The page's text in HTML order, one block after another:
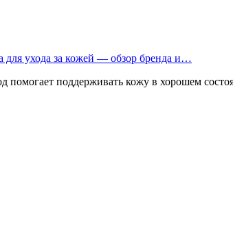
для ухода за кожей — обзор бренда и…
поддерживать кожу в хорошем